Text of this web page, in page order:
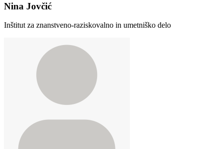
Nina Jovčić
Inštitut za znanstveno-raziskovalno in umetniško delo